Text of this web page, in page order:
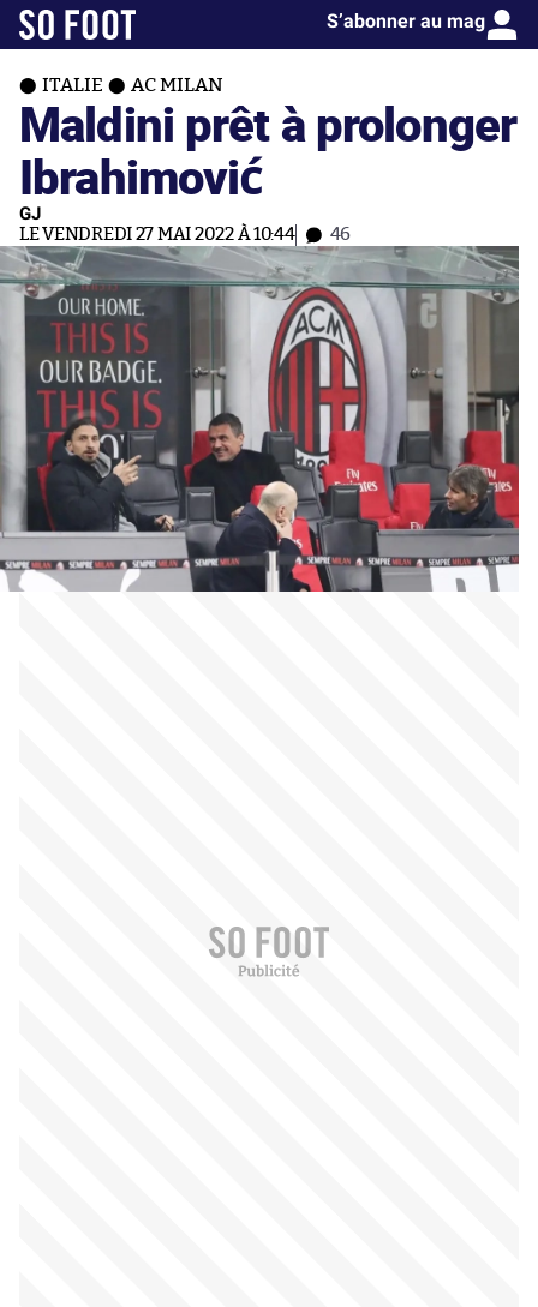
S’abonner au mag
ITALIE AC MILAN
Maldini prêt à prolonger
Ibrahimović
GJ
LE VENDREDI 27 MAI 2022 À 10:44 46